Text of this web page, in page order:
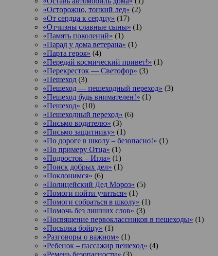
«Осторожно, тонкий лед» (2)
«От сердца к сердцу» (17)
«Отчизны славные сыны» (1)
«Память поколений» (1)
«Парад у дома ветерана» (1)
«Парта героя» (4)
«Передай космический привет!» (1)
«Перекресток — Светофор» (3)
«Пешеход (3)
«Пешеход — пешеходный переход» (3)
«Пешеход будь внимателен!» (1)
«Пешеход» (10)
«Пешеходный переход» (6)
«Письмо водителю» (3)
«Письмо защитнику» (1)
«По дороге в школу – безопасно!» (1)
«По примеру Отца» (1)
«Подросток ‒ Игла» (1)
«Поиск добрых дел» (1)
«Поклонимся» (6)
«Полицейский Дед Мороз» (5)
«Помоги пойти учиться» (1)
«Помоги собраться в школу» (1)
«Помочь без лишних слов» (3)
«Посвящение первоклассников в пешеходы» (1)
«Посылка бойцу» (1)
«Разговоры о важном» (1)
«Ребенок – пассажир пешеход» (4)
«Ремень безопасности» (3)